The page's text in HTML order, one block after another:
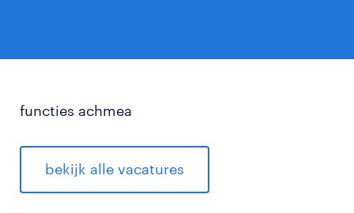
functies achmea
bekijk alle vacatures